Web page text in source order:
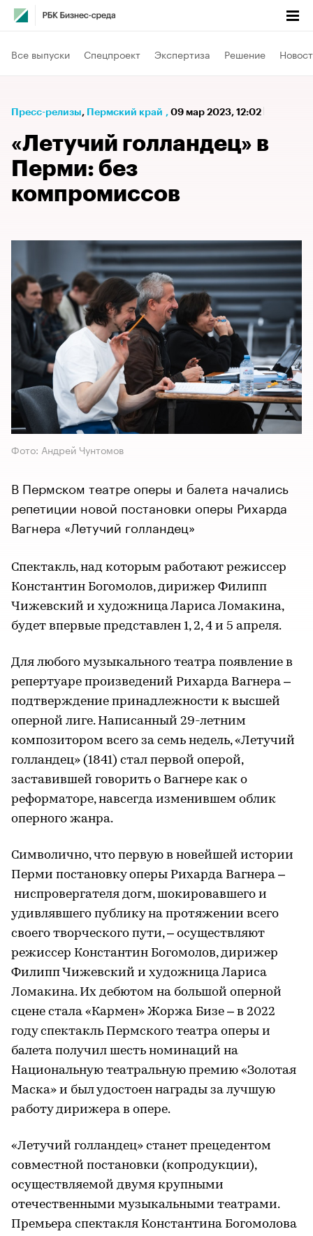
Все выпуски Спецпроект Экспертиза Решение
Пресс-релизы⁠, Пермский край , 09 мар 2023, 12:02
«Летучий голландец» в
Перми: без
компромиссов
Фото: Андрей Чунтомов
В Пермском театре оперы и балета начались
репетиции новой постановки оперы Рихарда
Вагнера «Летучий голландец»
Спектакль, над которым работают режиссер
Константин Богомолов, дирижер Филипп
Чижевский и художница Лариса Ломакина,
будет впервые представлен 1, 2, 4 и 5 апреля.
Для любого музыкального театра появление в
репертуаре произведений Рихарда Вагнера –
подтверждение принадлежности к высшей
оперной лиге. Написанный 29-летним
композитором всего за семь недель, «Летучий
голландец» (1841) стал первой оперой,
заставившей говорить о Вагнере как о
реформаторе, навсегда изменившем облик
оперного жанра.
Символично, что первую в новейшей истории
Перми постановку оперы Рихарда Вагнера –
ниспровергателя догм, шокировавшего и
удивлявшего публику на протяжении всего
своего творческого пути, – осуществляют
режиссер Константин Богомолов, дирижер
Филипп Чижевский и художница Лариса
Ломакина. Их дебютом на большой оперной
сцене стала «Кармен» Жоржа Бизе – в 2022
году спектакль Пермского театра оперы и
балета получил шесть номинаций на
Национальную театральную премию «Золотая
Маска» и был удостоен награды за лучшую
работу дирижера в опере.
«Летучий голландец» станет прецедентом
совместной постановки (копродукции),
осуществляемой двумя крупными
отечественными музыкальными театрами.
Премьера спектакля Константина Богомолова